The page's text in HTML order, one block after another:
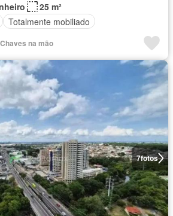
25 m²
Totalmente mobiliado
na mão
7fotos